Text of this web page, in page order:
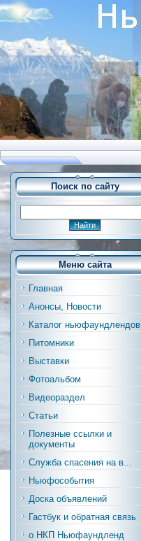
Поиск по сайту
Меню сайта
Главная
Анонсы, Новости
Каталог ньюфаундлендов
Питомники
Выставки
Фотоальбом
Видеораздел
Статьи
Полезные ссылки и
документы
Служба спасения на в...
Ньюфособытия
Доска объявлений
Гастбук и обратная связь
о НКП Ньюфаундленд